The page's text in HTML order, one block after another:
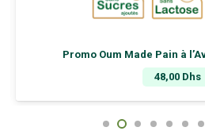
Promo Oum Made Pain à
48,00 Dhs